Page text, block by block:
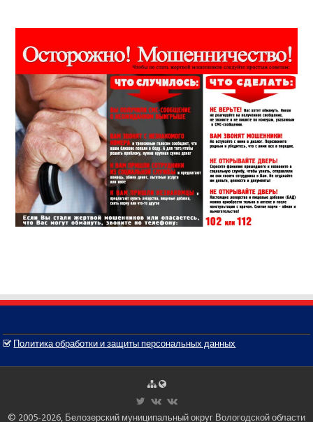
Политика обработки и защиты персональных данных
© 2005-2026, Белозерский муниципальный округ Вологодской области